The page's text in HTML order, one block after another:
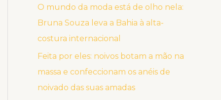
O mundo da moda está de olho nela:
Bruna Souza leva a Bahia à alta-
costura internacional
Feita por eles: noivos botam a mão na
massa e confeccionam os anéis de
noivado das suas amadas